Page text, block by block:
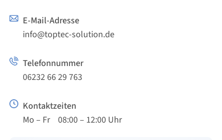
E-Mail-Adresse
info@toptec-solution.de
Telefonnummer
06232 66 29 763
Kontaktzeiten
Mo – Fr 08:00 – 12:00 Uhr